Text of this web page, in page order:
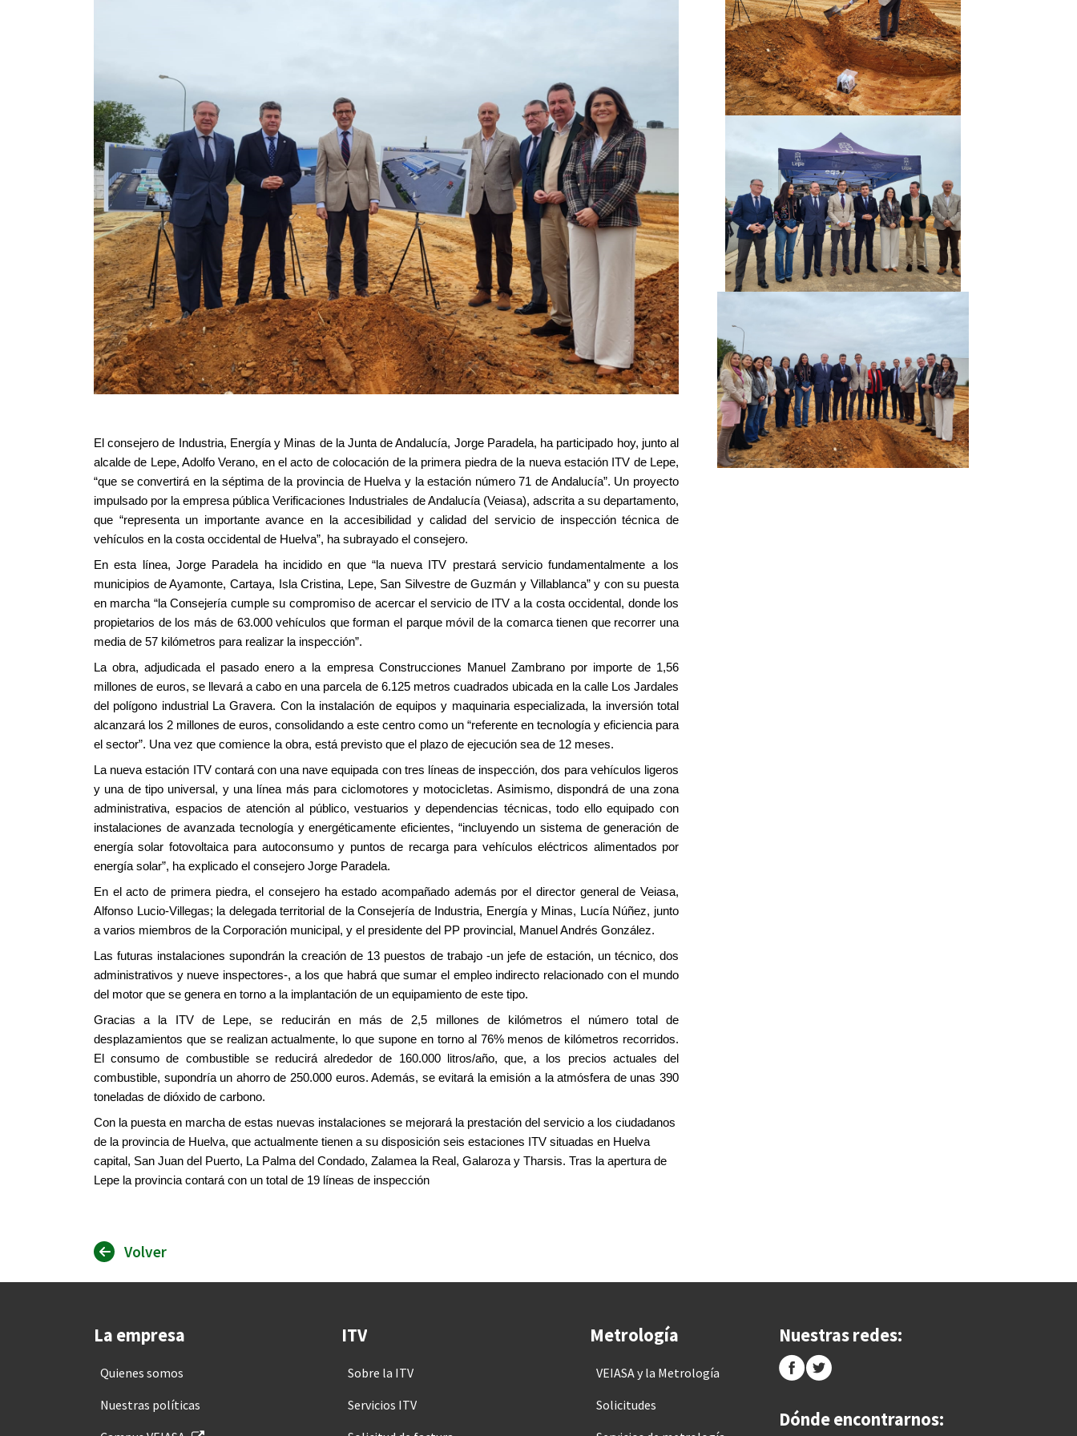
El consejero de Industria, Energía y Minas de la Junta de Andalucía, Jorge Paradela, ha participado hoy, junto al
alcalde de Lepe, Adolfo Verano, en el acto de colocación de la primera piedra de la nueva estación ITV de Lepe,
“que se convertirá en la séptima de la provincia de Huelva y la estación número 71 de Andalucía”. Un proyecto
impulsado por la empresa pública Verificaciones Industriales de Andalucía (Veiasa), adscrita a su departamento,
que “representa un importante avance en la accesibilidad y calidad del servicio de inspección técnica de
vehículos en la costa occidental de Huelva”, ha subrayado el consejero.
En esta línea, Jorge Paradela ha incidido en que “la nueva ITV prestará servicio fundamentalmente a los
municipios de Ayamonte, Cartaya, Isla Cristina, Lepe, San Silvestre de Guzmán y Villablanca” y con su puesta
en marcha “la Consejería cumple su compromiso de acercar el servicio de ITV a la costa occidental, donde los
propietarios de los más de 63.000 vehículos que forman el parque móvil de la comarca tienen que recorrer una
media de 57 kilómetros para realizar la inspección”.
La obra, adjudicada el pasado enero a la empresa Construcciones Manuel Zambrano por importe de 1,56
millones de euros, se llevará a cabo en una parcela de 6.125 metros cuadrados ubicada en la calle Los Jardales
del polígono industrial La Gravera. Con la instalación de equipos y maquinaria especializada, la inversión total
alcanzará los 2 millones de euros, consolidando a este centro como un “referente en tecnología y eficiencia para
el sector”. Una vez que comience la obra, está previsto que el plazo de ejecución sea de 12 meses.
La nueva estación ITV contará con una nave equipada con tres líneas de inspección, dos para vehículos ligeros
y una de tipo universal, y una línea más para ciclomotores y motocicletas. Asimismo, dispondrá de una zona
administrativa, espacios de atención al público, vestuarios y dependencias técnicas, todo ello equipado con
instalaciones de avanzada tecnología y energéticamente eficientes, “incluyendo un sistema de generación de
energía solar fotovoltaica para autoconsumo y puntos de recarga para vehículos eléctricos alimentados por
energía solar”, ha explicado el consejero Jorge Paradela.
En el acto de primera piedra, el consejero ha estado acompañado además por el director general de Veiasa,
Alfonso Lucio-Villegas; la delegada territorial de la Consejería de Industria, Energía y Minas, Lucía Núñez, junto
a varios miembros de la Corporación municipal, y el presidente del PP provincial, Manuel Andrés González.
Las futuras instalaciones supondrán la creación de 13 puestos de trabajo -un jefe de estación, un técnico, dos
administrativos y nueve inspectores-, a los que habrá que sumar el empleo indirecto relacionado con el mundo
del motor que se genera en torno a la implantación de un equipamiento de este tipo.
Gracias a la ITV de Lepe, se reducirán en más de 2,5 millones de kilómetros el número total de
desplazamientos que se realizan actualmente, lo que supone en torno al 76% menos de kilómetros recorridos.
El consumo de combustible se reducirá alrededor de 160.000 litros/año, que, a los precios actuales del
combustible, supondría un ahorro de 250.000 euros. Además, se evitará la emisión a la atmósfera de unas 390
toneladas de dióxido de carbono.
Con la puesta en marcha de estas nuevas instalaciones se mejorará la prestación del servicio a los ciudadanos
de la provincia de Huelva, que actualmente tienen a su disposición seis estaciones ITV situadas en Huelva
capital, San Juan del Puerto, La Palma del Condado, Zalamea la Real, Galaroza y Tharsis. Tras la apertura de
Lepe la provincia contará con un total de 19 líneas de inspección
Volver
La empresa
Quienes somos
Nuestras políticas
ITV
Sobre la ITV
Servicios ITV
Metrología
VEIASA y la Metrología
Solicitudes
Nuestras redes:
Dónde encontrarnos: